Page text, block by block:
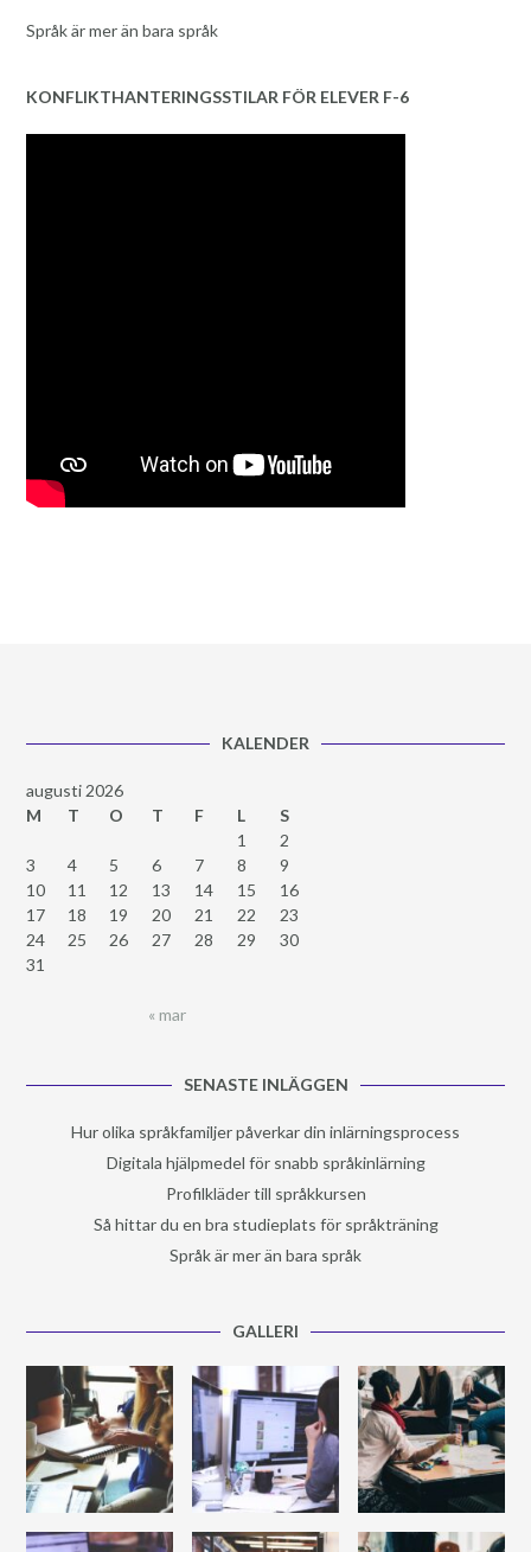
Språk är mer än bara språk
KONFLIKTHANTERINGSSTILAR FÖR ELEVER F-6
KALENDER
augusti 2026
M
T O T F L
S
1
2
3
4 5 6 7 8
9
10
11 12 13 14 15
16
17
18 19 20 21 22
23
24
25 26 27 28 29
30
31
« mar
SENASTE INLÄGGEN
Hur olika språkfamiljer påverkar din inlärningsprocess
Digitala hjälpmedel för snabb språkinlärning
Profilkläder till språkkursen
Så hittar du en bra studieplats för språkträning
Språk är mer än bara språk
GALLERI